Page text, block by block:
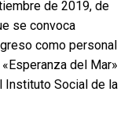
de 2019, de
se convoca
como personal
del Mar»
Instituto Social de la